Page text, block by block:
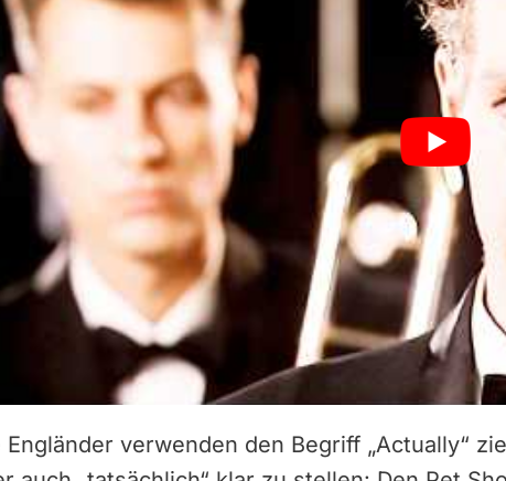
Engländer verwenden den Begriff „Actually“